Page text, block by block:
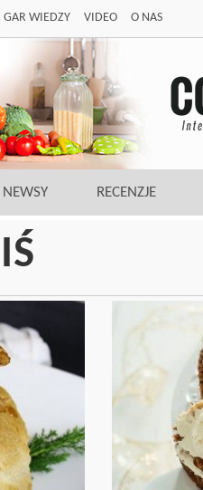
GAR WIEDZY VIDEO O NAS
NEWSY RECENZJE